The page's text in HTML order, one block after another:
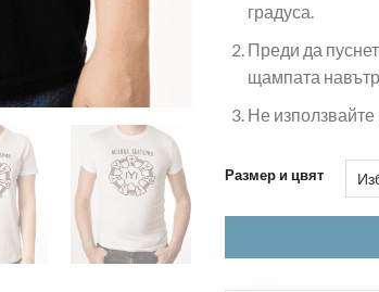
градуса.
Преди да
щампата
Не
Размер и цвят